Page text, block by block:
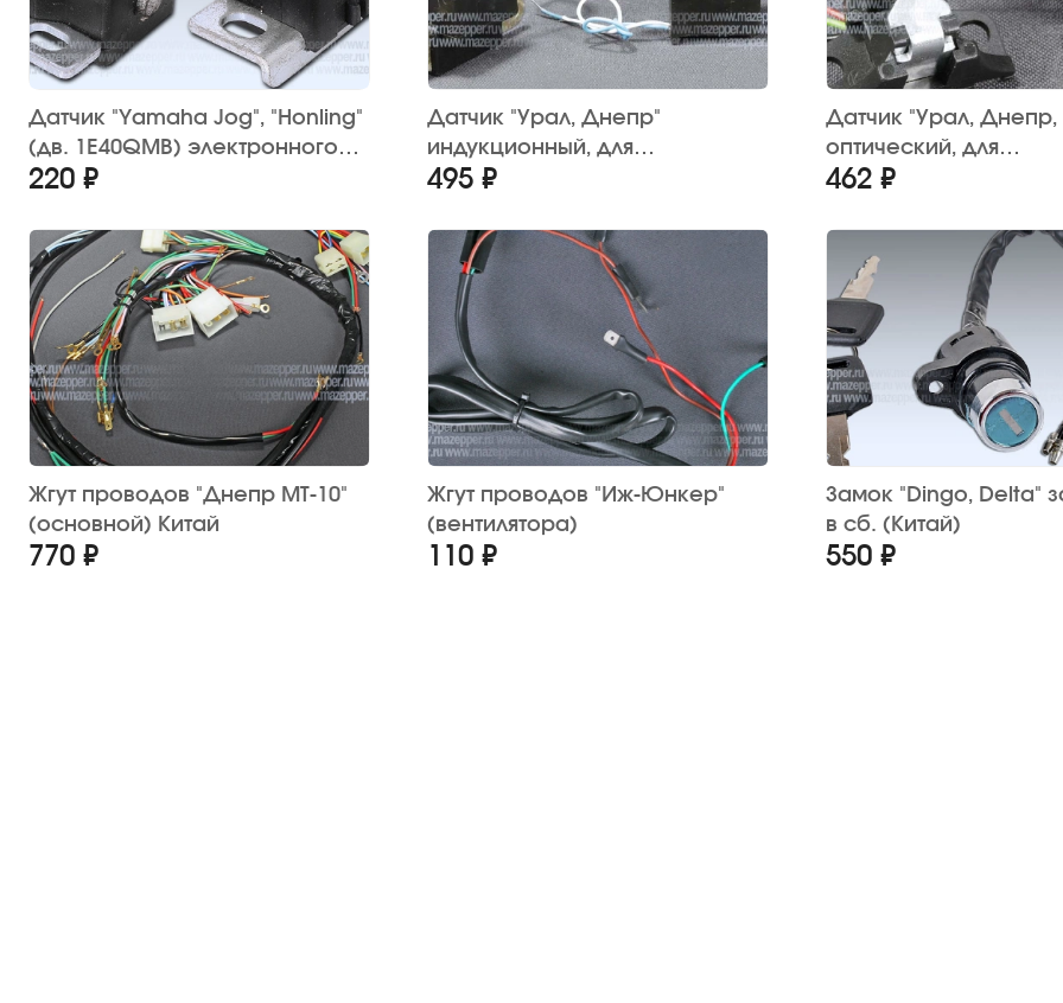
Датчик "Yamaha Jog", "Honling"
(дв. 1E40QMB) электронного
зажигания
220 ₽
Датчик "Урал, Днепр"
индукционный, для
бесконтактного зажигания
495 ₽
Датчик "Урал, Днепр,
оптический, для
микопроцессорного
462 ₽
Жгут проводов "Днепр МТ-10"
(основной) Китай
770 ₽
Жгут проводов "Иж-Юнкер"
(вентилятора)
110 ₽
Замок "Dingo, Delta"
в сб. (Китай)
550 ₽